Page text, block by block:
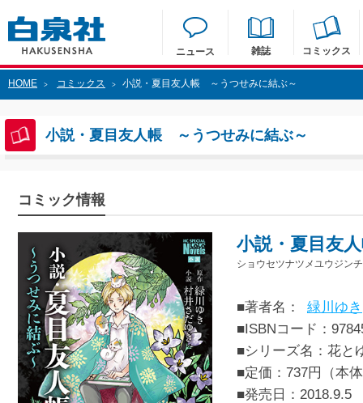
ニュース 雑誌 コミックス
HOME > コミックス > 小説・夏目友人帳 ～うつせみに結ぶ～
小説・夏目友人帳 ～うつせみに結ぶ～
コミック情報
小説・夏目友
ショウセツナツメユウジン
■著者名： 緑川ゆき
■ISBNコード：
■シリーズ名：花と
■定価：737円（本
■発売日： 2018.9.5